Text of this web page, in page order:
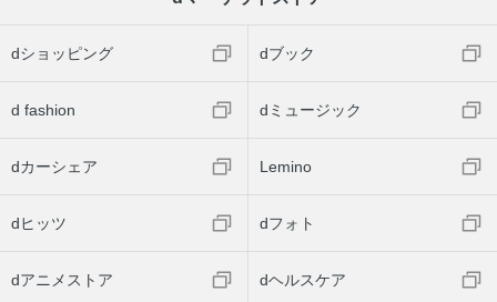
dショッピング dブック
d fashion dミュージック
dカーシェア Lemino
dヒッツ dフォト
dアニメストア dヘルスケア